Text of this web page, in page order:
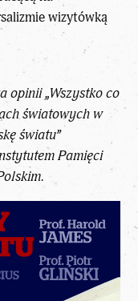
wizytówką
opinii „Wszystko co
światowych w
światu”
Pamięci